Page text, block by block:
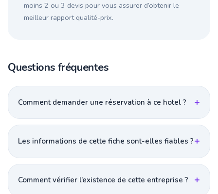
moins 2 ou 3 devis pour vous assurer d’obtenir le
meilleur rapport qualité-prix.
Questions fréquentes
Comment demander une réservation à ce hotel ?
Les informations de cette fiche sont-elles fiables ?
Comment vérifier l’existence de cette entreprise ?